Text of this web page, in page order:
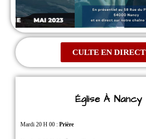
CULTE EN DIRECT
Église À Nancy
Mardi 20 H 00 :Prière